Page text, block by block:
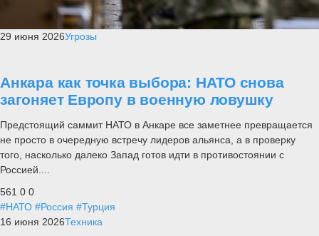
29 июня 2026Угрозы
Анкара как точка выбора: НАТО снова
загоняет Европу в военную ловушку
Предстоящий саммит НАТО в Анкаре все заметнее превращается
не просто в очередную встречу лидеров альянса, а в проверку
того, насколько далеко Запад готов идти в противостоянии с
Россией....
561 0 0
#НАТО #Россия #Турция
16 июня 2026Техника